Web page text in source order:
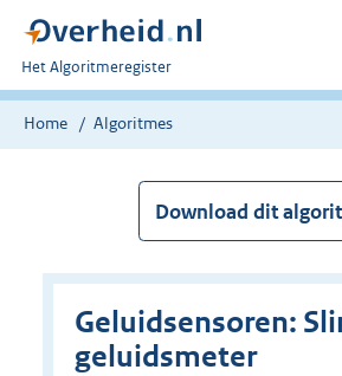
U
bent
nu
Het Algoritmeregister
Home Algoritmes
Download dit
Geluidsensoren:
geluidsmeter